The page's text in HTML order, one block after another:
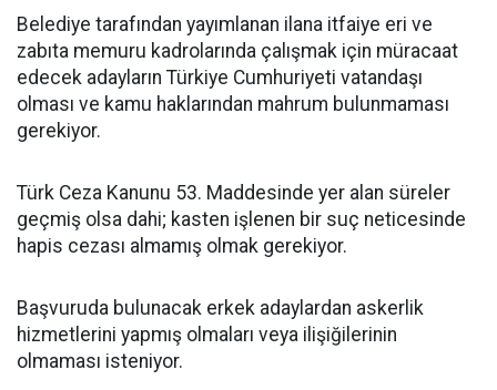
Belediye tarafından yayımlanan ilana itfaiye eri ve
zabıta memuru kadrolarında çalışmak için müracaat
edecek adayların Türkiye Cumhuriyeti vatandaşı
olması ve kamu haklarından mahrum bulunmaması
gerekiyor.
Türk Ceza Kanunu 53. Maddesinde yer alan süreler
geçmiş olsa dahi; kasten işlenen bir suç neticesinde
hapis cezası almamış olmak gerekiyor.
Başvuruda bulunacak erkek adaylardan askerlik
hizmetlerini yapmış olmaları veya ilişiğilerinin
olmaması isteniyor.